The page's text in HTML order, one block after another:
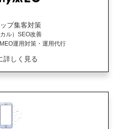
プ集客対策
ル）SEO改善
運用対策・運用代行
詳しく見る